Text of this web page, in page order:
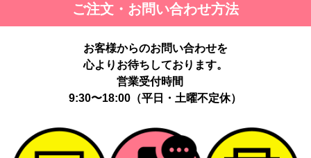
ご注文・お問い合わせ方法
お客様からのお問い合わせを
心よりお待ちしております。
営業受付時間
9:30〜18:00（平日・土曜不定休）